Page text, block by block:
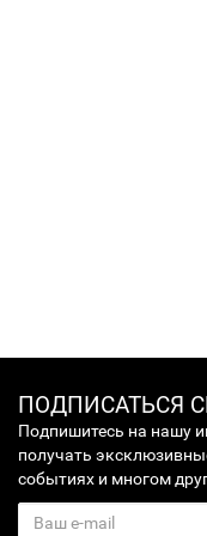
ПОДПИСАТЬСЯ
Подпишитесь на нашу
получать
событиях и многом